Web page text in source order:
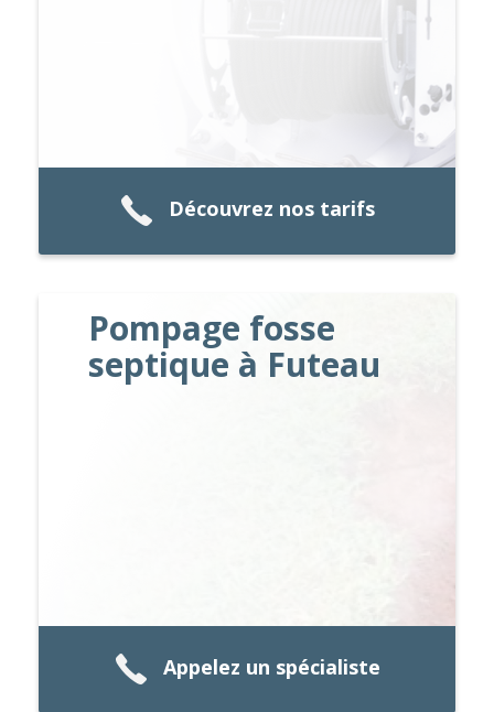
Découvrez nos tarifs
Pompage fosse
septique à Futeau
Appelez un spécialiste